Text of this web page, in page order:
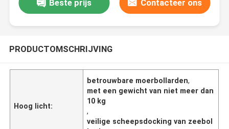
Beste prijs Contacteer ons
PRODUCTOMSCHRIJVING
Hoog licht:
betrouwbare moerbollarden,
met een gewicht van niet meer dan
10 kg
,
veilige scheepsdocking van zeebol